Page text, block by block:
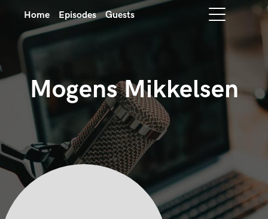
Home Episodes Guests
Mogens Mikkelsen